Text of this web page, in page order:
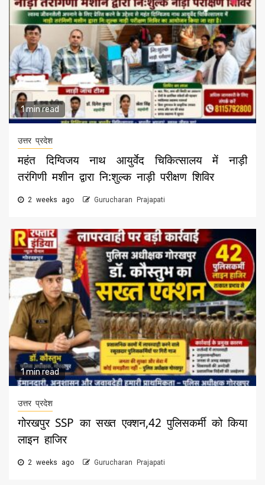
1 min read
उत्तर प्रदेश
महंत दिग्विजय नाथ आयुर्वेद चिकित्सालय में नाड़ी
तरंगिणी मशीन द्वारा नि:शुल्क नाड़ी परीक्षण शिविर
2 weeks ago Gurucharan Prajapati
1 min read
उत्तर प्रदेश
गोरखपुर SSP का सख्त एक्शन,42 पुलिसकर्मी को किया
लाइन हाजिर
2 weeks ago Gurucharan Prajapati